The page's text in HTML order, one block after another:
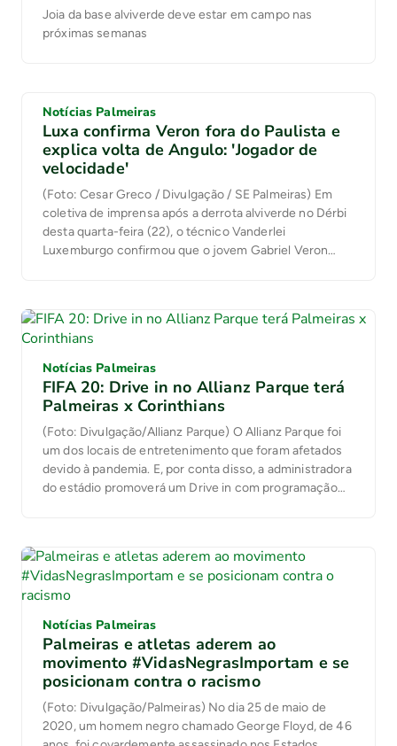
Joia da base alviverde deve estar em campo nas
próximas semanas
Notícias Palmeiras
Luxa confirma Veron fora do Paulista e
explica volta de Angulo: 'Jogador de
velocidade'
(Foto: Cesar Greco / Divulgação / SE Palmeiras) Em
coletiva de imprensa após a derrota alviverde no Dérbi
desta quarta-feira (22), o técnico Vanderlei
Luxemburgo confirmou que o jovem Gabriel Veron
Notícias Palmeiras
FIFA 20: Drive in no Allianz Parque terá
Palmeiras x Corinthians
(Foto: Divulgação/Allianz Parque) O Allianz Parque foi
um dos locais de entretenimento que foram afetados
devido à pandemia. E, por conta disso, a administradora
do estádio promoverá um Drive in com programação
Notícias Palmeiras
Palmeiras e atletas aderem ao
movimento #VidasNegrasImportam e se
posicionam contra o racismo
(Foto: Divulgação/Palmeiras) No dia 25 de maio de
2020, um homem negro chamado George Floyd, de 46